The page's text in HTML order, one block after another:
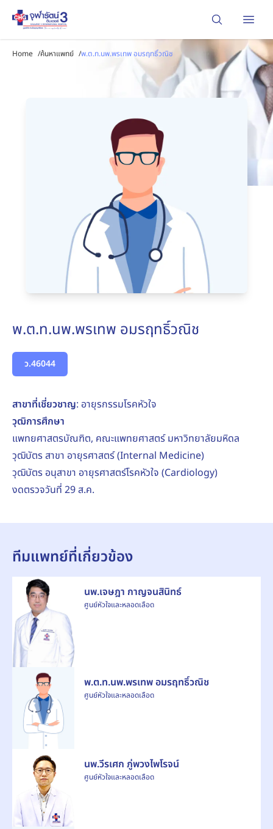
Home /ค้นหาแพทย์ /พ.ต.ท.นพ.พรเทพ อมรฤทธิ์วณิช
พ.ต.ท.นพ.พรเทพ อมรฤทธิ์วณิช
ว.46044
สาขาที่เชี่ยวชาญ: อายุรกรรมโรคหัวใจ
วุฒิการศึกษา
แพทยศาสตรบัณฑิต, คณะแพทยศาสตร์ มหาวิทยาลัยมหิดล
วุฒิบัตร สาขา อายุรศาสตร์ (Internal Medicine)
วุฒิบัตร อนุสาขา อายุรศาสตร์โรคหัวใจ (Cardiology)
งดตรวจวันที่ 29 ส.ค.
ทีมแพทย์ที่เกี่ยวข้อง
นพ.เจษฎา กาญจนสินิทธ์
ศูนย์หัวใจและหลอดเลือด
พ.ต.ท.นพ.พรเทพ อมรฤทธิ์วณิช
ศูนย์หัวใจและหลอดเลือด
นพ.วีรเศก ภู่พวงไพโรจน์
ศูนย์หัวใจและหลอดเลือด